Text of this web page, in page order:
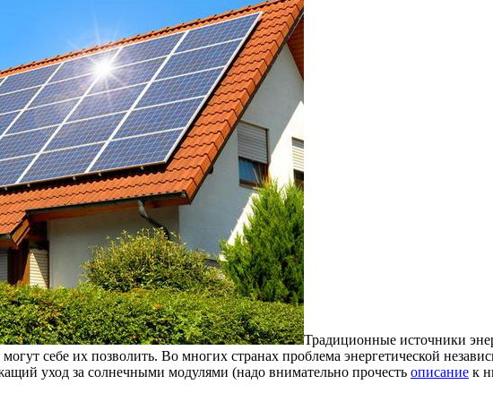
Традиционные источники
могут себе их позволить. Во многих странах проблема энергетической
уход за солнечными модулями (надо внимательно прочесть описание к